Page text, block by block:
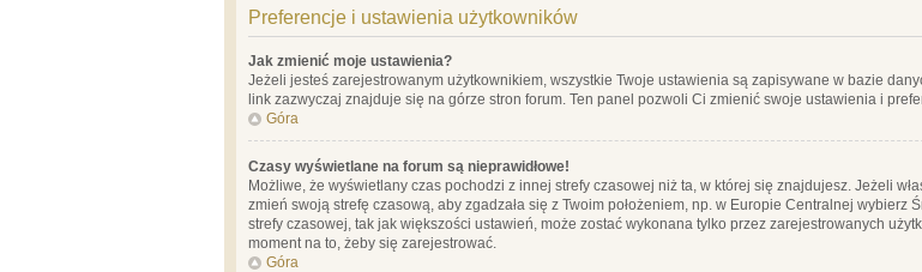
Preferencje i ustawienia użytkowników
Jak zmienić moje ustawienia?
Jeżeli jesteś zarejestrowanym użytkownikiem, wszystkie Twoje ustawienia są zapisywane w bazie
link zazwyczaj znajduje się na górze stron forum. Ten panel pozwoli Ci zmienić swoje ustawienia i
Góra
Czasy wyświetlane na forum są nieprawidłowe!
Możliwe, że wyświetlany czas pochodzi z innej strefy czasowej niż ta, w której się znajdujesz. Jeżeli
zmień swoją strefę czasową, aby zgadzała się z Twoim położeniem, np. w Europie Centralnej
strefy czasowej, tak jak większości ustawień, może zostać wykonana tylko przez zarejestrowanych
moment na to, żeby się zarejestrować.
Góra